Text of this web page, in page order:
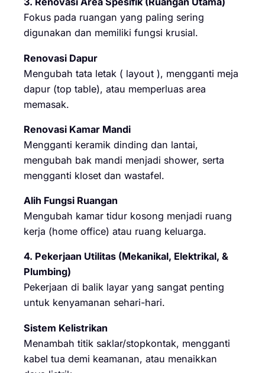
Fokus pada ruangan yang paling sering
digunakan dan memiliki fungsi krusial.
Renovasi Dapur
Mengubah tata letak ( layout ), mengganti meja
dapur (top table), atau memperluas area
memasak.
Renovasi Kamar Mandi
Mengganti keramik dinding dan lantai,
mengubah bak mandi menjadi shower, serta
mengganti kloset dan wastafel.
Alih Fungsi Ruangan
Mengubah kamar tidur kosong menjadi ruang
kerja (home office) atau ruang keluarga.
4. Pekerjaan Utilitas (Mekanikal, Elektrikal, &
Plumbing)
Pekerjaan di balik layar yang sangat penting
untuk kenyamanan sehari-hari.
Sistem Kelistrikan
Menambah titik saklar/stopkontak, mengganti
kabel tua demi keamanan, atau menaikkan